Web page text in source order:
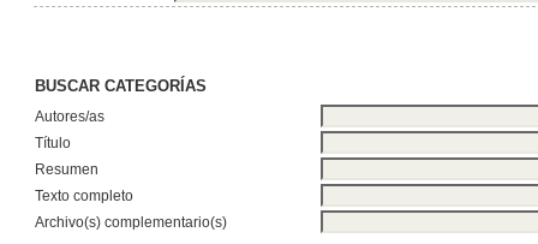
BUSCAR CATEGORÍAS
Autores/as
Título
Resumen
Texto completo
Archivo(s) complementario(s)